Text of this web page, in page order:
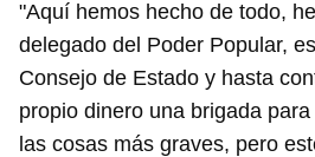
"Aquí hemos hecho de todo,
delegado del Poder Popular,
Consejo de Estado y hasta
propio dinero una brigada
las cosas más graves, pero